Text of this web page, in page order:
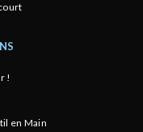
!
en Main